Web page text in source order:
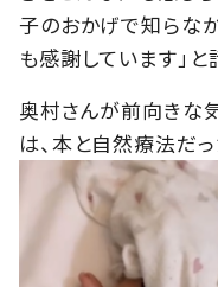
子のおかげで知らな
も感謝しています」と
奥村さんが前向きな
は、本と自然療法だっ